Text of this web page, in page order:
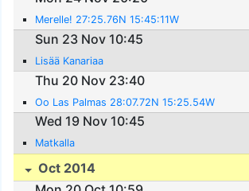
Merelle! 27:25.76N 15:45:11W
Sun 23 Nov 10:45
Lisää Kanariaa
Thu 20 Nov 23:40
Oo Las Palmas 28:07.72N 15:25.54W
Wed 19 Nov 10:45
Matkalla
Oct 2014